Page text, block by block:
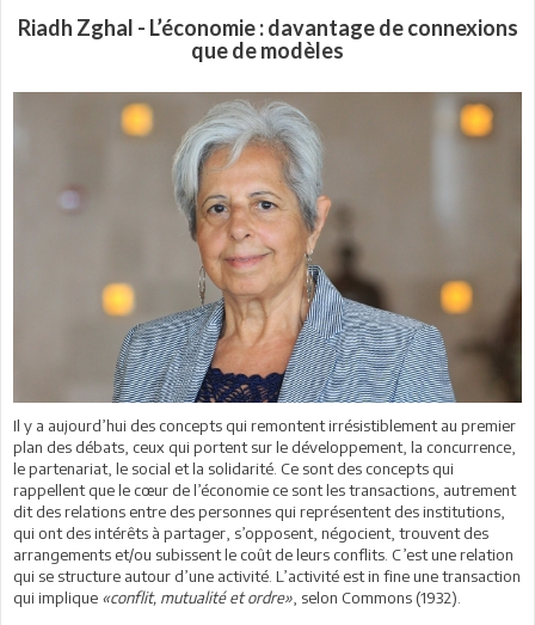
Riadh Zghal - L’économie : davantage de connexions
que de modèles
Il y a aujourd’hui des concepts qui remontent irrésistiblement au premier
plan des débats, ceux qui portent sur le développement, la concurrence,
le partenariat, le social et la solidarité. Ce sont des concepts qui
rappellent que le cœur de l’économie ce sont les transactions, autrement
dit des relations entre des personnes qui représentent des institutions,
qui ont des intérêts à partager, s’opposent, négocient, trouvent des
arrangements et/ou subissent le coût de leurs conflits. C’est une relation
qui se structure autour d’une activité. L’activité est in fine une transaction
qui implique «conflit, mutualité et ordre» , selon Commons (1932).